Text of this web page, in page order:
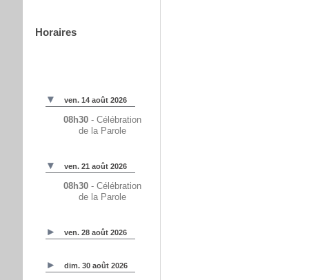
Horaires
ven. 14 août 2026
08h30- Célébration
de la Parole
ven. 21 août 2026
08h30- Célébration
de la Parole
ven. 28 août 2026
dim. 30 août 2026